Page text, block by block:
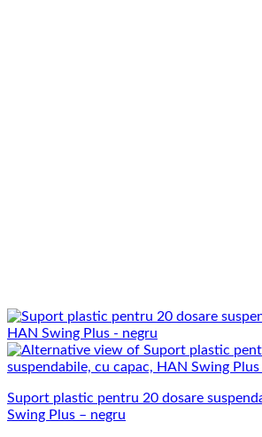
Suport plastic pentru 20 dosare
Swing Plus – negru